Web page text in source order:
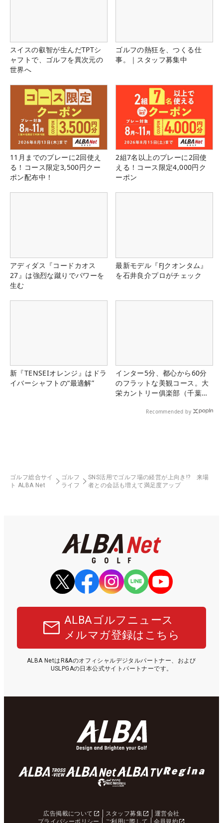
スイスの叡智が生んだTPTシ
ャフトで、ゴルフを異次元の
世界へ
ゴルフの熱狂を、つくる仕
事。｜スタッフ募集中
11月までのプレーに2回使え
る！コース限定3,500円クー
ポン配布中！
2組7名以上のプレーに2回使
える！コース限定4,000円ク
ーポン
アディダス『コードカオス
27』は強烈な蹴りでパワーを
生む
最新モデル『FJクオンタム』
を石井良介プロがチェック
新『TENSEIオレンジ』はドラ
イバーシャフトの“最適解”
インター5分、都心から60分
のフラットな美観コース。大
栄カントリー俱楽部（千葉
Recommended by
ゴルフ総合サイ
ト ALBA Net
ゴルフ
ライフ
SNS活用でゴルフ場の経営が上向き!? 来場
者との会話も増えて満足度アップ
ALBAゴルフニュース
メルマガ登録はこちら
ALBA NetはR&Aのオフィシャルデジタルパートナー、および
USLPGAの日本公式サイトパートナーです。
広告掲載について スタッフ募集
運営会社
プライバシーポリシー
ご利用に際して 会員規約